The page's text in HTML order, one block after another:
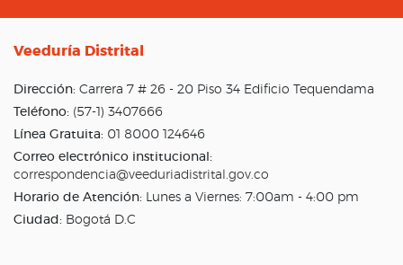
Veeduría Distrital
Dirección: Carrera 7 # 26 - 20 Piso 34 Edificio Tequendama
Teléfono: (57-1) 3407666
Línea Gratuita: 01 8000 124646
Correo electrónico institucional:
correspondencia@veeduriadistrital.gov.co
Horario de Atención: Lunes a Viernes: 7:00am - 4:00 pm
Ciudad: Bogotá D.C